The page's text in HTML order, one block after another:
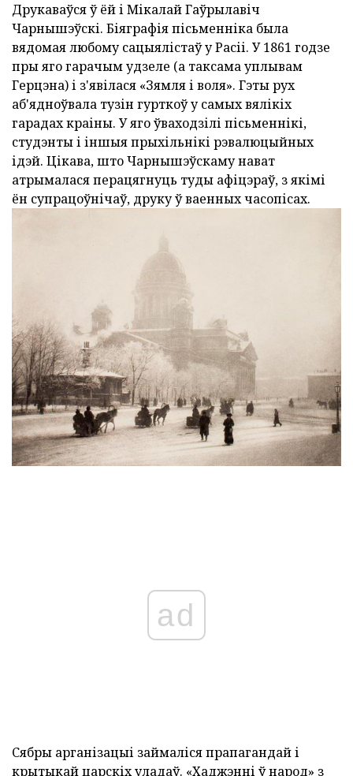
Друкаваўся ў ёй і Мікалай Гаўрылавіч
Чарнышэўскі. Біяграфія пісьменніка была
вядомая любому сацыялістаў у Расіі. У 1861 годзе
пры яго гарачым удзеле (а таксама уплывам
Герцэна) і з'явілася «Зямля і воля». Гэты рух
аб'ядноўвала тузін гурткоў у самых вялікіх
гарадах краіны. У яго ўваходзілі пісьменнікі,
студэнты і іншыя прыхільнікі рэвалюцыйных
ідэй. Цікава, што Чарнышэўскаму нават
атрымалася перацягнуць туды афіцэраў, з якімі
ён супрацоўнічаў, друку ў ваенных часопісах.
ad
Сябры арганізацыі займаліся прапагандай і
крытыкай царскіх уладаў. «Хаджэнні ў народ» з